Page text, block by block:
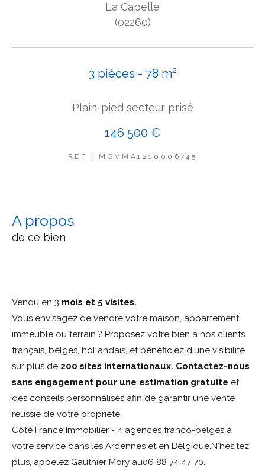
La Capelle
(02260)
3 pièces - 78 m²
Plain-pied secteur prisé
146 500 €
REF : MGVMA1210006745
a propos
de ce bien
Vendu en 3 mois et 5 visites.
Vous envisagez de vendre votre maison, appartement,
immeuble ou terrain ? Proposez votre bien à nos clients
français, belges, hollandais, et bénéficiez d'une visibilité
sur plus de 200 sites internationaux. Contactez-nous
sans engagement pour une estimation gratuite et
des conseils personnalisés afin de garantir une vente
réussie de votre propriété.
Côté France Immobilier - 4 agences franco-belges à
votre service dans les Ardennes et en Belgique.N'hésitez
plus, appelez Gauthier Mory au06 88 74 47 70.